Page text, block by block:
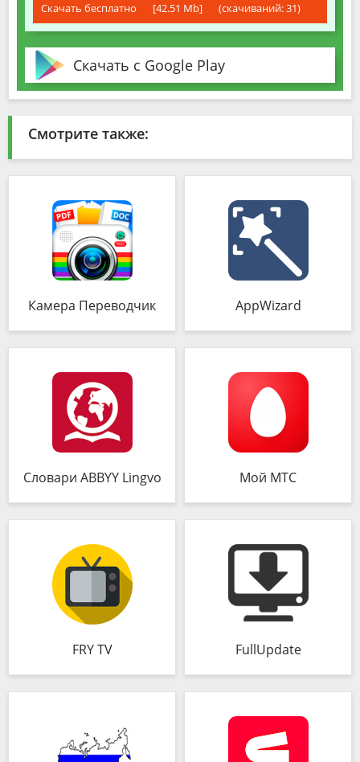
Скачать бесплатно [42.51 Mb] (cкачиваний: 31)
Скачать с Google Play
Смотрите также:
Камера Переводчик AppWizard
Словари ABBYY Lingvo Мой МТС
FRY TV FullUpdate